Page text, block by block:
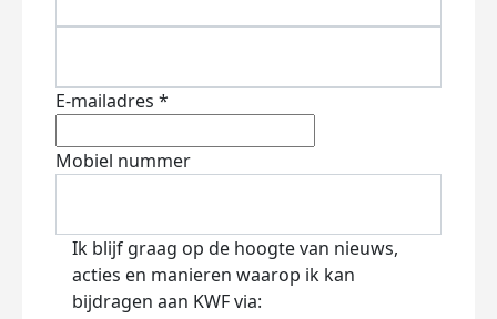
E-mailadres *
Mobiel nummer
Ik blijf graag op de hoogte van nieuws,
acties en manieren waarop ik kan
bijdragen aan KWF via: